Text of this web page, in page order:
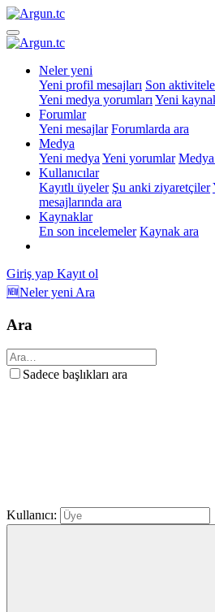
Neler yeni
Yeni profil mesajları Son
Yeni medya yorumları Yeni
Forumlar
Yeni mesajlar Forumlarda ara
Medya
Yeni medya Yeni yorumlar Medya
Kullanıcılar
Kayıtlı üyeler Şu anki ziyaretçiler
mesajlarında ara
Kaynaklar
En son incelemeler Kaynak ara
Giriş yap Kayıt ol
🆕Neler yeni Ara
Ara
Sadece başlıkları ara
Kullanıcı: